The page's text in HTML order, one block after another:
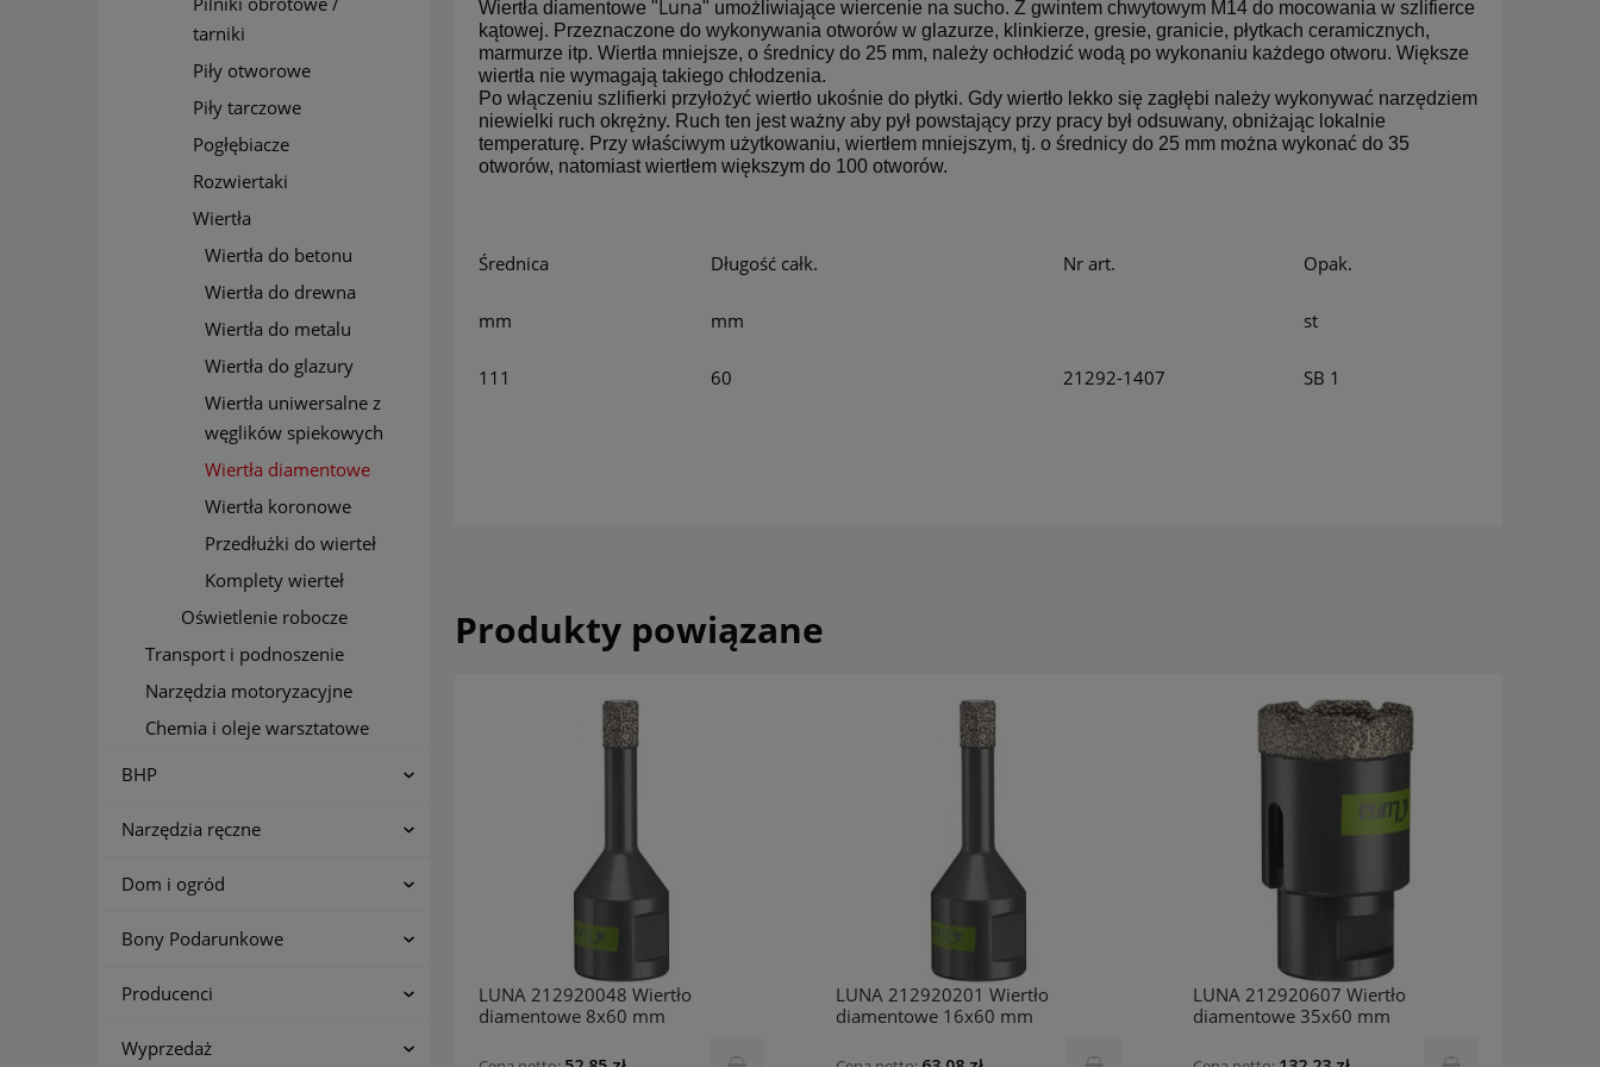
tarniki
Piły otworowe
Piły tarczowe
Pogłębiacze
Rozwiertaki
Wiertła
Wiertła do betonu
Wiertła do drewna
Wiertła do metalu
Wiertła do glazury
Wiertła uniwersalne z
węglików spiekowych
Wiertła diamentowe
Wiertła koronowe
Przedłużki do wierteł
Komplety wierteł
Oświetlenie robocze
Transport i podnoszenie
Narzędzia motoryzacyjne
Chemia i oleje warsztatowe
BHP
Narzędzia ręczne
Dom i ogród
Bony Podarunkowe
Producenci
Wyprzedaż
Wiertła diamentowe "Luna" umożliwiające wiercenie na sucho. Z gwintem chwytowym M14 do mocowania w szlifierce
kątowej. Przeznaczone do wykonywania otworów w glazurze, klinkierze, gresie, granicie, płytkach ceramicznych,
marmurze itp. Wiertła mniejsze, o średnicy do 25 mm, należy ochłodzić wodą po wykonaniu każdego otworu. Większe
wiertła nie wymagają takiego chłodzenia.
Po włączeniu szlifierki przyłożyć wiertło ukośnie do płytki. Gdy wiertło lekko się zagłębi należy wykonywać narzędziem
niewielki ruch okrężny. Ruch ten jest ważny aby pył powstający przy pracy był odsuwany, obniżając lokalnie
temperaturę. Przy właściwym użytkowaniu, wiertłem mniejszym, tj. o średnicy do 25 mm można wykonać do 35
otworów, natomiast wiertłem większym do 100 otworów.
Średnica Długość całk. Nr art. Opak.
mm mm st
111 60 21292-1407 SB 1
Produkty powiązane
LUNA 212920014 Wiertło
LUNA 212920048 Wiertło
diamentowe 8x60 mm
LUNA 212920201 Wiertło
diamentowe 16x60 mm
LUNA 212920607 Wiertło
diamentowe 35x60 mm